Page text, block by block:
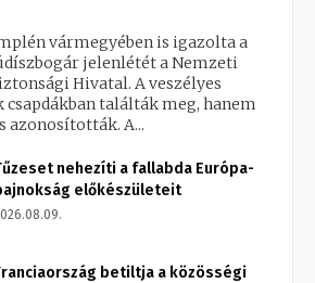
vármegyében is igazolta a
jelenlétét a Nemzeti
Hivatal. A veszélyes
találták meg, hanem
azonosították. A...
nehezíti a fallabda Európa-
előkészületeit
betiltja a közösségi